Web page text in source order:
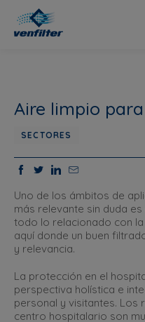
Aire limpio
SECTORES
Uno de los ámbitos de
más relevante sin duda
todo lo relacionado con la
aquí donde un buen
y relevancia.
La protección en el
perspectiva holística e
personal y visitantes. Los
centro hospitalario son